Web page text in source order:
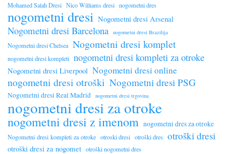
Mohamed Salah Dresi Nico Williams dresi nogometni dres
nogometni dresi Nogometni dresi Arsenal
Nogometni dresi Barcelona nogometni dresi Brazilija
Nogometni dresi Chelsea Nogometni dresi komplet
nogometni dresi kompleti nogometni dresi kompleti za otroke
Nogometni dresi Liverpool Nogometni dresi online
nogometni dresi otroški Nogometni dresi PSG
Nogometni dresi Real Madrid nogometni dresi trgovina
nogometni dresi za otroke
nogometni dresi z imenom nogometni dres za otroke
Nogometni dresi kompleti za otroke otroski dresi otroški dres otroški dresi
otroški dresi za nogomet otroški nogometni dres